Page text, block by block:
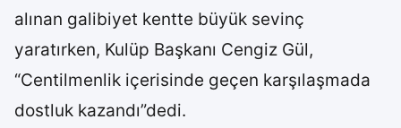
alınan galibiyet kentte büyük sevinç
yaratırken, Kulüp Başkanı Cengiz Gül,
“Centilmenlik içerisinde geçen karşılaşmada
dostluk kazandı”dedi.